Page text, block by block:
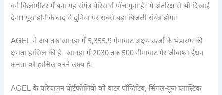
वर्ग किलोमीटर में बना यह संयंत्र पेरिस से पाँच गुना है। ये अंतरिक्ष से भी दिखाई
देगा। पूरा होने के बाद ये दुनिया पर सबसे बड़ा बिजली संयंत्र होगा।
AGEL ने अब तक खावड़ा में 5,355.9 मेगावाट अक्षय ऊर्जा के भंडारण की
क्षमता हासिल की है। खावड़ा में 2030 तक 500 गीगावाट गैर-जीवाश्म ईंधन
क्षमता को हासिल करने लक्ष्य है।
AGEL के परिचालन पोर्टफोलियो को वाटर पॉजिटिव, सिंगल-यूज़ प्लास्टिक